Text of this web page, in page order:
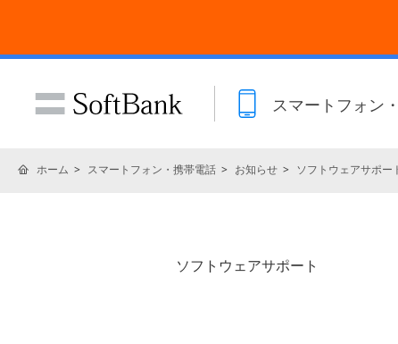
スマートフォン
ホーム スマートフォン・携帯電話 お知らせ ソフトウェアサポー
ソフトウェアサポート